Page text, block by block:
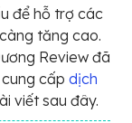
để hỗ trợ các
tăng cao.
Review đã
cấp dịch
viết sau đây.